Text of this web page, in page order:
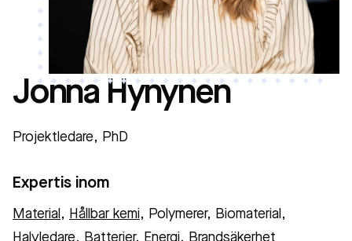
Jonna Hynynen
Projektledare, PhD
Expertis inom
Material , Hållbar kemi, Polymerer, Biomaterial,
Halvledare, Batterier, Energi, Brandsäkerhet